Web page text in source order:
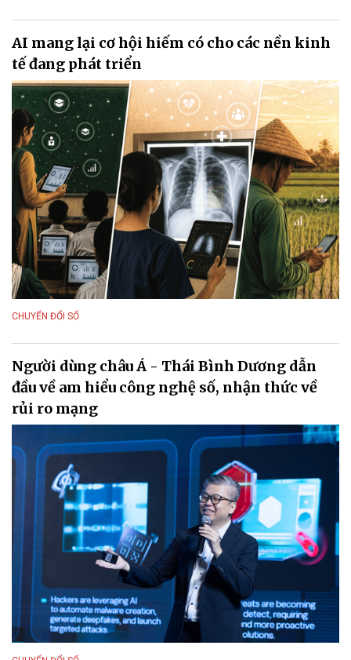
AI mang lại cơ hội hiếm có cho các nền kinh
tế đang phát triển
CHUYỂN ĐỔI SỐ
Người dùng châu Á - Thái Bình Dương dẫn
đầu về am hiểu công nghệ số, nhận thức về
rủi ro mạng